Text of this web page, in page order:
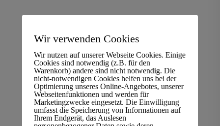
Wir verwenden Cookies
Wir nutzen auf unserer Webseite Cookies. Einige
Cookies sind notwendig (z.B. für den
Warenkorb) andere sind nicht notwendig. Die
nicht-notwendigen Cookies helfen uns bei der
Optimierung unseres Online-Angebotes, unserer
Webseitenfunktionen und werden für
Marketingzwecke eingesetzt. Die Einwilligung
umfasst die Speicherung von Informationen auf
Ihrem Endgerät, das Auslesen